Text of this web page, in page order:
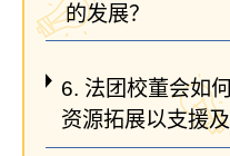
的发展？
6. 法团校董会如
资源拓展以支援